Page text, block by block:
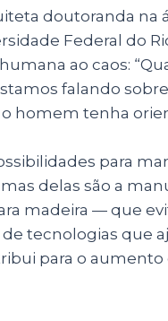
doutoranda na
Federal do
ao caos:
falando
homem tenha
para
delas são a
madeira — que
tecnologias que
para o aumento